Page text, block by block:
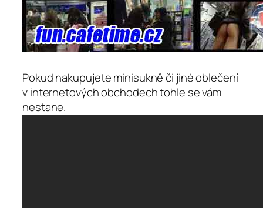
Pokud nakupujete minisukně či jiné oblečení
v internetových obchodech tohle se vám
nestane.